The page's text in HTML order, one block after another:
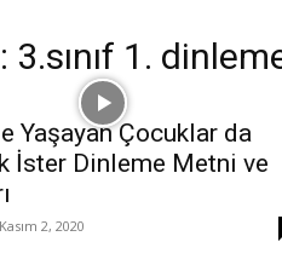
3.sınıf 1.
Yaşayan Çocuklar da
İster Dinleme Metni ve
Kasım 2, 2020